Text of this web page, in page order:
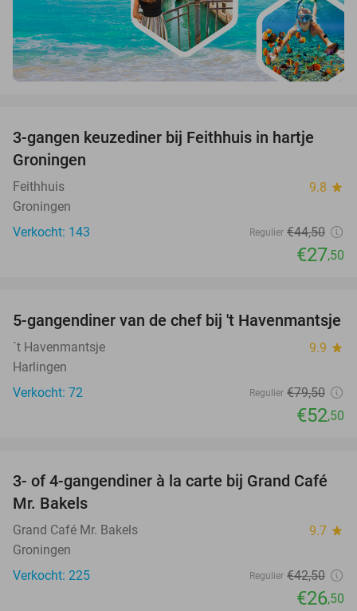
38%
3-gangen keuzediner bij Feithhuis in hartje
Groningen
Feithhuis 9.8 star
Groningen
Verkocht: 143
Regulier €44,50
€27,50
34%
5-gangendiner van de chef bij 't Havenmantsje
´t Havenmantsje 9.9 star
Harlingen
Verkocht: 72
Regulier €79,50
€52,50
38%
3- of 4-gangendiner à la carte bij Grand Café
Mr. Bakels
Grand Café Mr. Bakels 9.7 star
Groningen
Verkocht: 225
Regulier €42,50
€26,50